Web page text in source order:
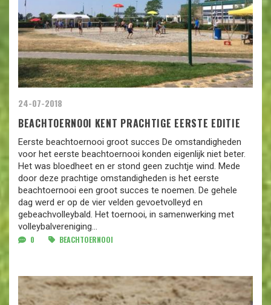
24-07-2018
BEACHTOERNOOI KENT PRACHTIGE EERSTE EDITIE
Eerste beachtoernooi groot succes De omstandigheden
voor het eerste beachtoernooi konden eigenlijk niet beter.
Het was bloedheet en er stond geen zuchtje wind. Mede
door deze prachtige omstandigheden is het eerste
beachtoernooi een groot succes te noemen. De gehele
dag werd er op de vier velden gevoetvolleyd en
gebeachvolleybald. Het toernooi, in samenwerking met
volleybalvereniging...
0 BEACHTOERNOOI